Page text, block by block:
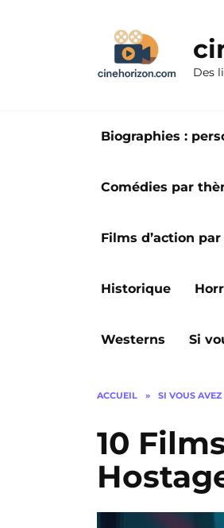
Des
Biographies :
Comédies par
Films d’action
Historique
Westerns Si
ACCUEIL » SI VOUS
10